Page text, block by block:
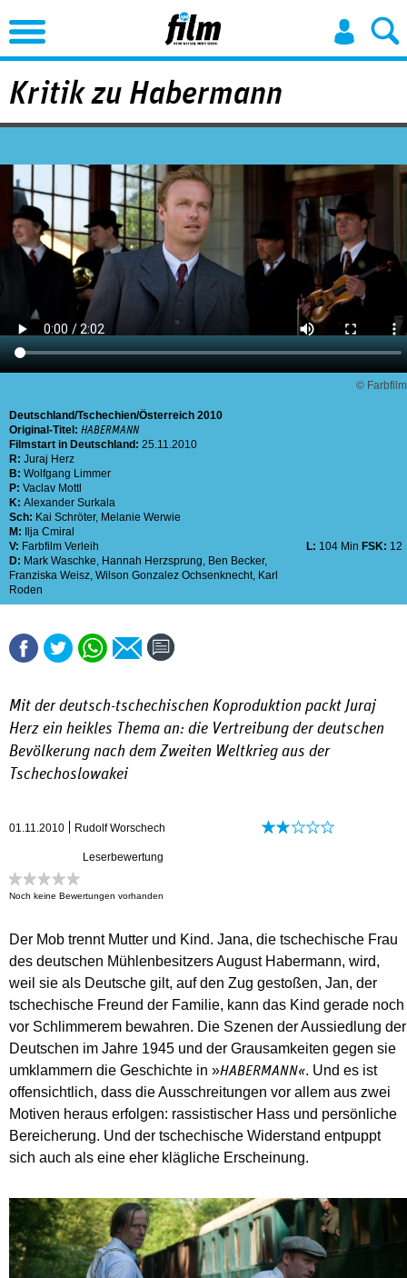
Jump to Navigation
Kritik zu Habermann
© Farbfilm
Deutschland Tschechien Österreich 2010
Original-Titel: HABERMANN
Filmstart in Deutschland: 25.11.2010
R: Juraj Herz
B: Wolfgang Limmer
P: Vaclav Mottl
K: Alexander Surkala
Sch: Kai Schröter, Melanie Werwie
M:
Ilja Cmiral
V: Farbfilm Verleih L: 104 Min FSK: 12
D: Mark Waschke, Hannah Herzsprung, Ben Becker,
Franziska Weisz, Wilson Gonzalez Ochsenknecht, Karl
Roden
Mit der deutsch-tschechischen Koproduktion packt Juraj
Herz ein heikles Thema an: die Vertreibung der deutschen
Bevölkerung nach dem Zweiten Weltkrieg aus der
Tschechoslowakei
01.11.2010 Rudolf Worschech
Leserbewertung
Noch keine Bewertungen vorhanden
Der Mob trennt Mutter und Kind. Jana, die tschechische Frau
des deutschen Mühlenbesitzers August Habermann, wird,
weil sie als Deutsche gilt, auf den Zug gestoßen, Jan, der
tschechische Freund der Familie, kann das Kind gerade noch
vor Schlimmerem bewahren. Die Szenen der Aussiedlung der
Deutschen im Jahre 1945 und der Grausamkeiten gegen sie
umklammern die Geschichte in »HABERMANN«. Und es ist
offensichtlich, dass die Ausschreitungen vor allem aus zwei
Motiven heraus erfolgen: rassistischer Hass und persönliche
Bereicherung. Und der tschechische Widerstand entpuppt
sich auch als eine eher klägliche Erscheinung.